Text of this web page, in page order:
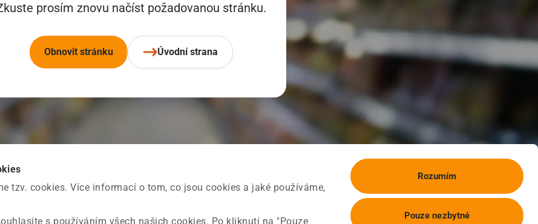
tzv. cookies. Více informací o tom, co jsou cookies a jaké používáme,
s používáním všech našich cookies. Po kliknutí na "Pouze
Rozumím
Pouze nezbytné
prosím znovu načíst požadovanou stránku.
Obnovit stránku Úvodní strana